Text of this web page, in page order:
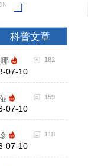
科普文章
07-10
182
07-10
159
07-10
118